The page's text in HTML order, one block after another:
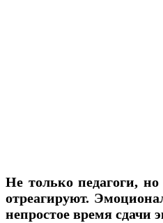
Не только педагоги,
отреагируют.
непростое время сдачи